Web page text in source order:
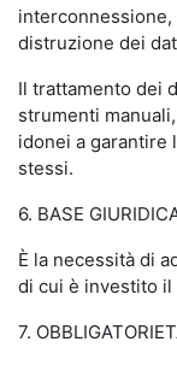
distruzione dei
Il trattamento dei
strumenti
idonei a garantire
stessi.
6. BASE
È la necessità di
di cui è investito
7.